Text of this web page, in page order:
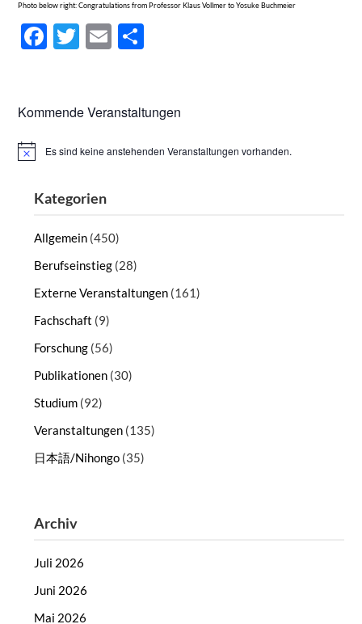
Photo below right: Congratulations from Professor Klaus Vollmer to Yosuke Buchmeier
Facebook
Twitter
Email
Kommende Veranstaltungen
HinweisEs sind keine anstehenden Veranstaltungen vorhanden.
Kategorien
Allgemein (450)
Berufseinstieg (28)
Externe Veranstaltungen (161)
Fachschaft (9)
Forschung (56)
Publikationen (30)
Studium (92)
Veranstaltungen (135)
日本語/Nihongo (35)
Archiv
Juli 2026
Juni 2026
Mai 2026